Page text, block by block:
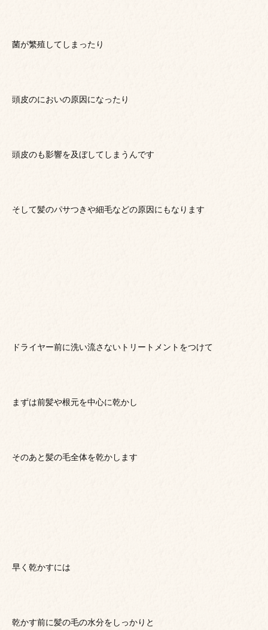
菌が繁殖してしまったり
頭皮のにおいの原因になったり
頭皮のも影響を及ぼしてしまうんです
そして髪のパサつきや細毛などの原因にもなります
ドライヤー前に洗い流さないトリートメントをつけて
まずは前髪や根元を中心に乾かし
そのあと髪の毛全体を乾かします
早く乾かすには
乾かす前に髪の毛の水分をしっかりと